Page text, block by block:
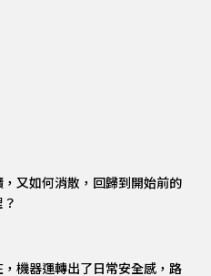
又如何消散，回歸到開始前的
機器運轉出了日常安全感，路